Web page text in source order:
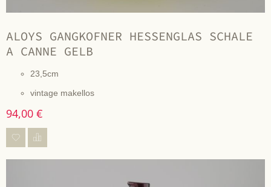
ALOYS GANGKOFNER HESSENGLAS SCHALE
A CANNE GELB
23,5cm
vintage makellos
94,00 €